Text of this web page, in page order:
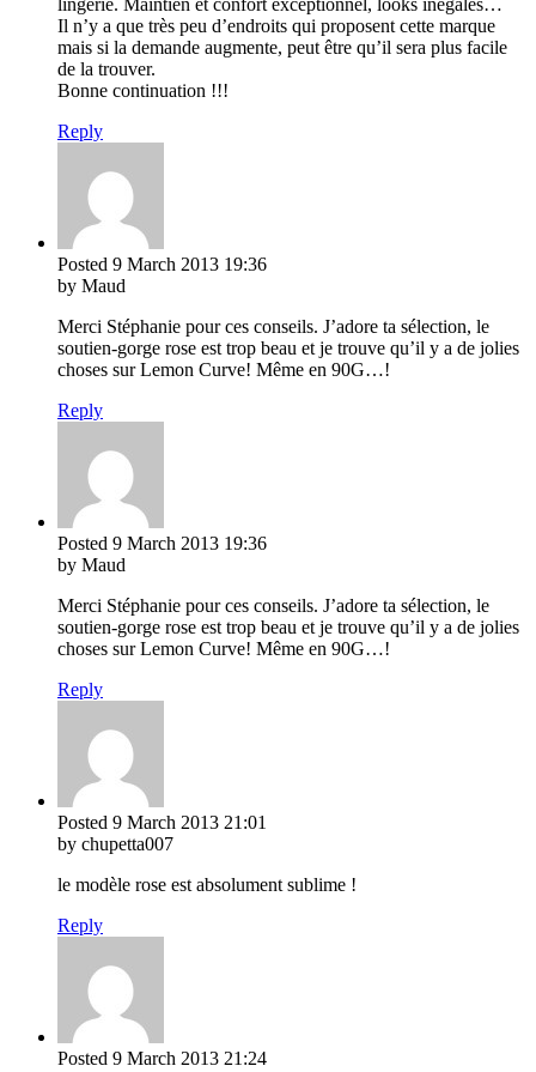
Il n’y a que très peu d’endroits qui proposent cette marque
mais si la demande augmente, peut être qu’il sera plus facile
de la trouver.
Bonne continuation !!!
Reply
Posted 9 March 2013 19:36
by Maud
Merci Stéphanie pour ces conseils. J’adore ta sélection, le
soutien-gorge rose est trop beau et je trouve qu’il y a de jolies
choses sur Lemon Curve! Même en 90G…!
Reply
Posted 9 March 2013 19:36
by Maud
Merci Stéphanie pour ces conseils. J’adore ta sélection, le
soutien-gorge rose est trop beau et je trouve qu’il y a de jolies
choses sur Lemon Curve! Même en 90G…!
Reply
Posted 9 March 2013 21:01
by chupetta007
le modèle rose est absolument sublime !
Reply
Posted 9 March 2013 21:24